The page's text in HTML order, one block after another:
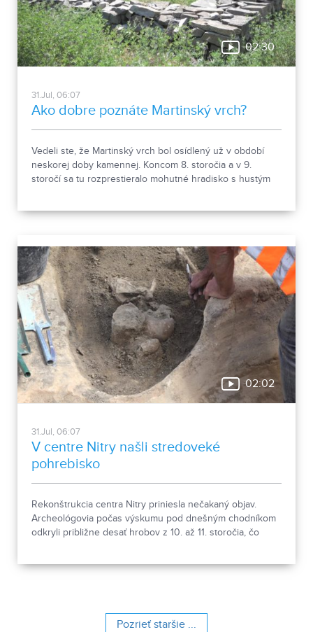
02:30
31.Jul, 06:07
Ako dobre poznáte Martinský vrch?
Vedeli ste, že Martinský vrch bol osídlený už v období
neskorej doby kamennej. Koncom 8. storočia a v 9.
storočí sa tu rozprestieralo mohutné hradisko s hustým
nemocnice s dvoma menšími pavilónmi a park.
02:02
31.Jul, 06:07
V centre Nitry našli stredoveké
pohrebisko
Rekonštrukcia centra Nitry priniesla nečakaný objav.
Archeológovia počas výskumu pod dnešným chodníkom
odkryli približne desať hrobov z 10. až 11. storočia, čo
Pozrieť staršie ...